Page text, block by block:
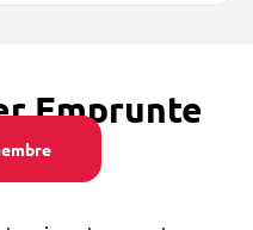
Emprunte